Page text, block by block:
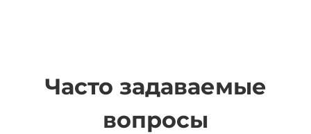
Часто задаваемые
вопросы